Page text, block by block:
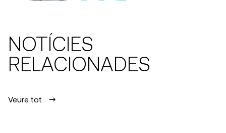
NOTÍCIES
RELACIONADES
Veure tot